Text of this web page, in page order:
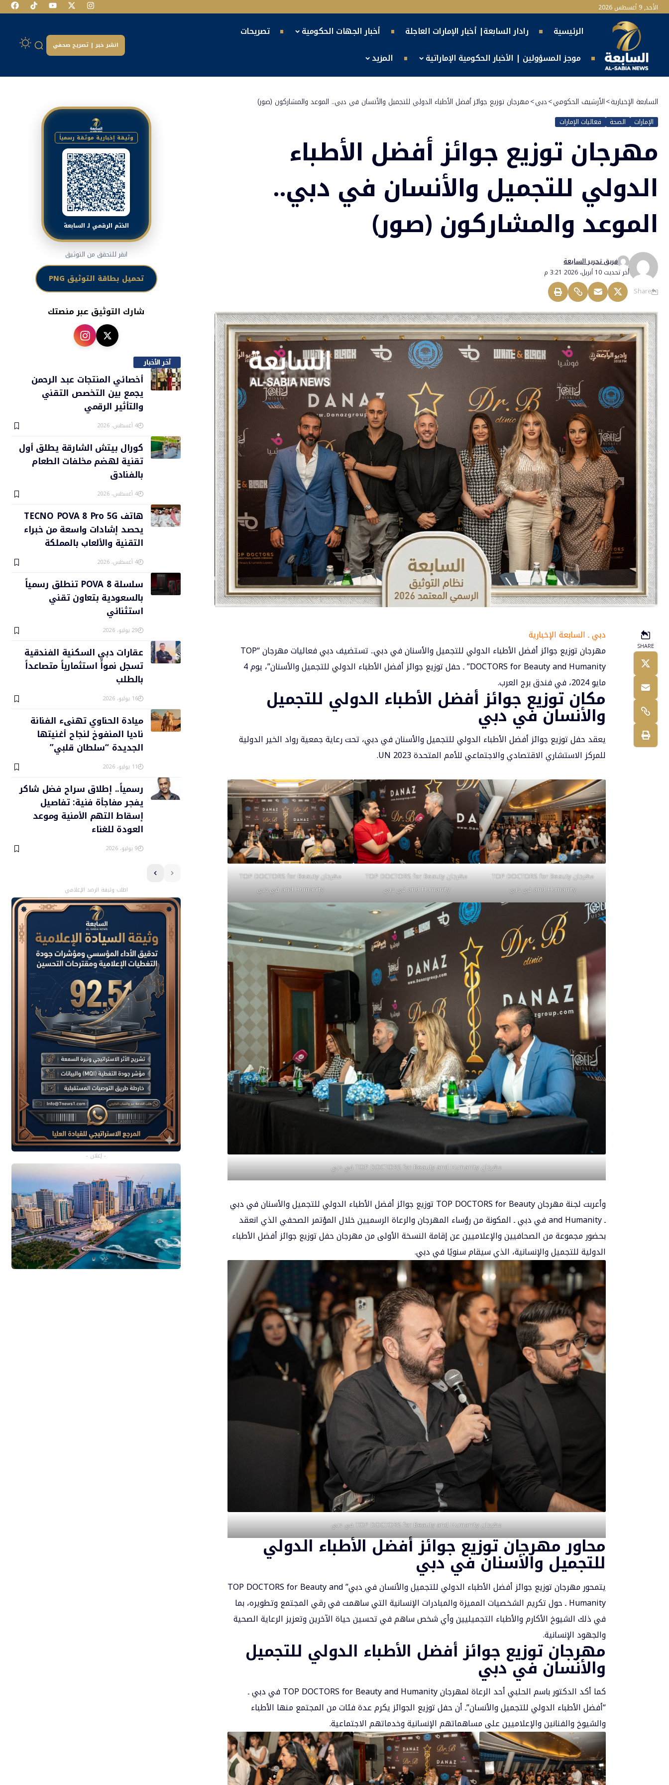
الأحد, 9 أغسطس 2026
الرئيسية رادار السابعة| أخبار الإمارات العاجلة أخبار الجهات الحكومية
تصريحات
موجز المسؤولين | الأخبار الحكومية الإماراتية
المزيد
انشر خبر | تصريح صحفي
السابعة الإخبارية>الأرشيف الحكومي>دبي>مهرجان توزيع جوائز أفضل الأطباء الدولي للتجميل والأنسان في دبي.. الموعد والمشاركون (صور)
الإمارات الصحة فعاليات الإمارات
مهرجان توزيع جوائز أفضل الأطباء
الدولي للتجميل والأنسان في دبي..
الموعد والمشاركون (صور)
أخر تحديث 10 أبريل، 2026 3:21 م
فريق تحرير السابعة
Share
SHARE
دبي ـ السابعة الإخبارية
مهرجان توزيع جوائز أفضل الأطباء الدولي للتجميل والأسنان في دبي.. تستضيفدبي
فعاليات مهرجان “TOP
DOCTORS for Beauty and Humanity” ـ حفل توزيع جوائز أفضل الأطباء الدولي للتجميل والأسنان”، يوم 4
مايو 2024، في فندق برج العرب.
مكان توزيع جوائز أفضل الأطباء الدولي للتجميل
والأنسان في دبي
يعقد حفل توزيع جوائز أفضل الأطباء الدولي للتجميل والأسنان في دبي، تحت رعاية جمعية رواد الخير الدولية
للمركز الاستشاري الاقتصادي والاجتماعي للأمم المتحدة UN 2023.
مهرجان TOP DOCTORS for Beauty
and Humanity في دبي
مهرجان TOP DOCTORS for Beauty
and Humanity في دبي
مهرجان TOP DOCTORS for Beauty
and Humanity في دبي
مهرجان TOP DOCTORS for Beauty and Humanity في دبي
وأعربت لجنة مهرجان TOP DOCTORS for Beauty توزيع جوائز أفضل الأطباء الدولي للتجميل والأسنان في دبي
ـ and Humanity في دبي ـ المكونة من رؤساء المهرجان والرعاة الرسميين خلال المؤتمر الصحفي الذي انعقد
بحضور مجموعة من الصحافيين والإعلاميين عن إقامة النسخة الأولى من مهرجان حفل توزيع جوائز أفضل الأطباء
الدولية للتجميل والإنسانية، الذي سيقام سنويًا في دبي.
مهرجان TOP DOCTORS for Beauty and Humanity في دبي
محاور مهرجان توزيع جوائز أفضل الأطباء الدولي
للتجميل والأسنان في دبي
يتمحور مهرجان توزيع جوائز أفضل الأطباء الدولي للتجميل والأنسان في دبي” TOP DOCTORS for Beauty and
Humanity ـ حول تكريم الشخصيات المميزة والمبادرات الإنسانية التي ساهمت في رقي المجتمع وتطويره، بما
في ذلك الشيوخ الأكارم والأطباء التجميليين وأي شخص ساهم في تحسين حياة الآخرين وتعزيز الرعاية الصحية
والجهود الإنسانية.
مهرجان توزيع جوائز أفضل الأطباء الدولي للتجميل
والأنسان في دبي
كما أكد الدكتور باسم الحلبي أحد الرعاة لمهرجان TOP DOCTORS for Beauty and Humanity في دبي ـ
“أفضل الأطباء الدولي للتجميل والأنسان”ـ أن حفل توزيع الجوائز يكرم عدة فئات من المجتمع منها الأطباء
والشيوخ والفنانين والإعلاميين على مساهماتهم الإنسانية وخدماتهم الاجتماعية.
وثيقة إخبارية موثقة رسمياً
الختم الرقمي لـ السابعة
انقر للتحقق من التوثيق
تحميل بطاقة التوثيق PNG
شارك التوثيق عبر منصتك
آخر الأخبار
أخصائي المنتجات عبد الرحمن
يجمع بين التخصص التقني
والتأثير الرقمي
4 أغسطس، 2026
كورال بيتش الشارقة يطلق أول
تقنية لهضم مخلفات الطعام
بالفنادق
4 أغسطس، 2026
هاتف TECNO POVA 8 Pro 5G
يحصد إشادات واسعة من خبراء
التقنية والألعاب بالمملكة
4 أغسطس، 2026
سلسلة POVA 8 تنطلق رسمياً
بالسعودية بتعاون تقني
استثنائي
29 يوليو، 2026
عقارات دبي السكنية الفندقية
تسجل نمواً استثمارياً متصاعداً
بالطلب
16 يوليو، 2026
ميادة الحناوي تهنىء الفنانة
ناديا المنفوخ لنجاح أغنيتها
الجديدة “سلطان قلبي”
11 يوليو، 2026
رسمياً.. إطلاق سراح فضل شاكر
يفجر مفاجأة فنية: تفاصيل
إسقاط التهم الأمنية وموعد
العودة للغناء
9 يوليو، 2026
اطلب وثيقة الرصد الإعلامي
- إعلان -